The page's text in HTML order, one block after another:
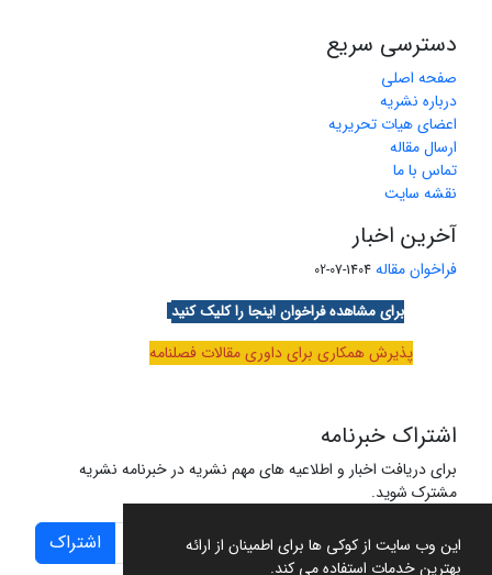
این وب سایت از کوکی ها برای اطمینان از ارائه
بهترین خدمات استفاده می کند.
دسترسی سریع
صفحه اصلی
درباره نشریه
اعضای هیات تحریریه
ارسال مقاله
تماس با ما
نقشه سایت
آخرین اخبار
فراخوان مقاله 1404-07-02
برای مشاهده فراخوان اینجا را کلیک کنید
پذیرش همکاری برای داوری مقالات فصلنامه
اشتراک خبرنامه
برای دریافت اخبار و اطلاعیه های مهم نشریه در خبرنامه نشریه
مشترک شوید.
اشتراک